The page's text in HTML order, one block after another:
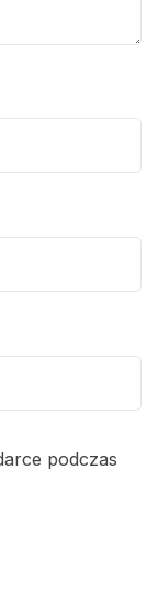
podczas